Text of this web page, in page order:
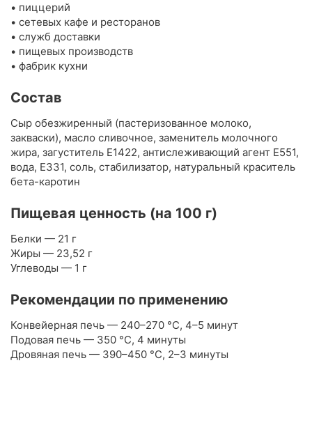
• пиццерий
• сетевых кафе и ресторанов
• служб доставки
• пищевых производств
• фабрик кухни
Состав
Сыр обезжиренный (пастеризованное молоко,
закваски), масло сливочное, заменитель молочного
жира, загуститель Е1422, антислеживающий агент Е551,
вода, Е331, соль, стабилизатор, натуральный краситель
бета-каротин
Пищевая ценность (на 100 г)
Белки — 21 г
Жиры — 23,52 г
Углеводы — 1 г
Рекомендации по применению
Конвейерная печь — 240–270 °C, 4–5 минут
Подовая печь — 350 °C, 4 минуты
Дровяная печь — 390–450 °C, 2–3 минуты